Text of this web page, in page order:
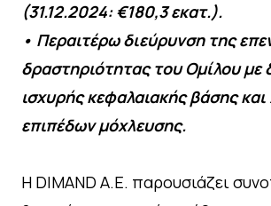
(31.12.2024: €180,3 εκατ.).
• Περαιτέρω διεύρυνση της
δραστηριότητας του Ομίλου με
ισχυρής κεφαλαιακής βάσης και
επιπέδων μόχλευσης.
Η DIMAND A.E. παρουσιάζει